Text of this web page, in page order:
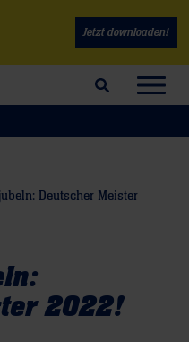
Jetzt downloaden!
Suchfeld öffnen
Deutscher Meister
2022!